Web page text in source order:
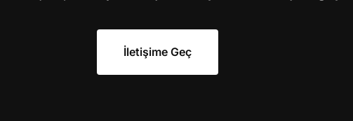
İletişime Geç